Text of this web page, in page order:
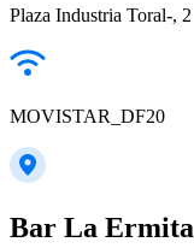
Plaza Industria Toral-, 2
MOVISTAR_DF20
Bar La Ermita